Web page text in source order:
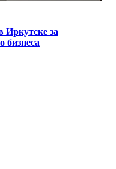
Иркутске за
бизнеса